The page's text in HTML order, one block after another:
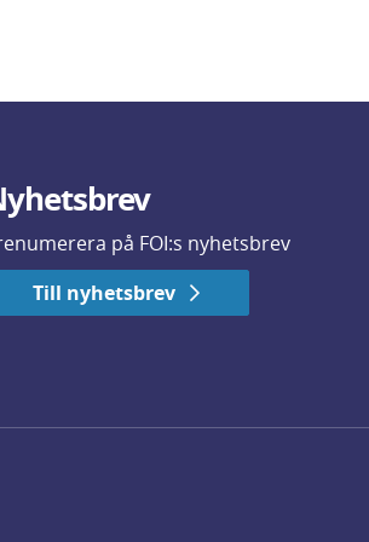
på FOI:s nyhetsbrev
Till nyhetsbrev